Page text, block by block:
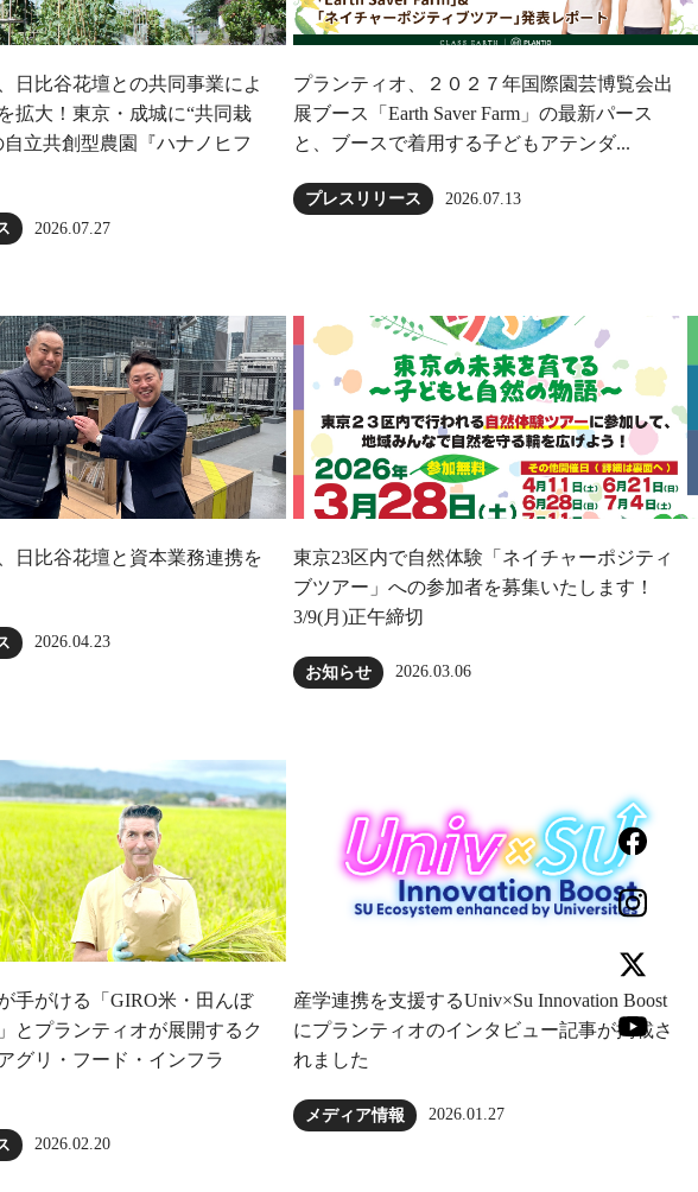
日比谷花壇との共同事業によ
拡大！東京・成城に“共同栽
立共創型農園『ハナノヒフ
2026.07.27
プランティオ、２０２７年国際園芸博覧会出
展ブース「Earth Saver Farm」の最新パース
と、ブースで着用する子どもアテンダ...
プレスリリース 2026.07.13
日比谷花壇と資本業務連携を
2026.04.23
東京23区内で自然体験「ネイチャーポジティ
ブツアー」への参加者を募集いたします！
3/9(月)正午締切
お知らせ 2026.03.06
⼿がける「GIRO⽶・田んぼ
とプランティオが展開するク
グリ・フード・インフラ
2026.02.20
産学連携を支援するUniv×Su Innovation Boost
にプランティオのインタビュー記事が掲載さ
れました
メディア情報 2026.01.27